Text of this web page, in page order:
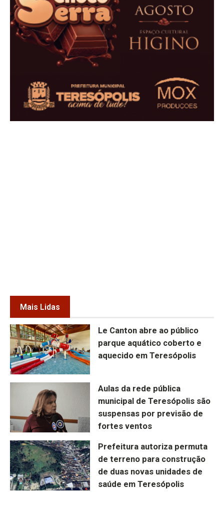
Mais Lidas
Le Canton abre ao público
parque aquático coberto e
aquecido em Teresópolis
Aulas da rede pública
municipal de Teresópolis são
suspensas por previsão de
fortes ventos
Prefeitura autoriza permuta
de terreno para construção
de duas novas unidades de
saúde em Teresópolis